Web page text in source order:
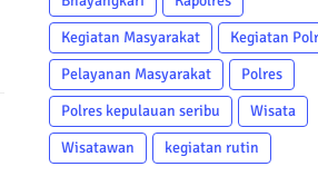
Kegiatan Masyarakat
Kegiatan
Pelayanan Masyarakat
Polres
Polres kepulauan seribu
Wisata
Wisatawan
kegiatan rutin